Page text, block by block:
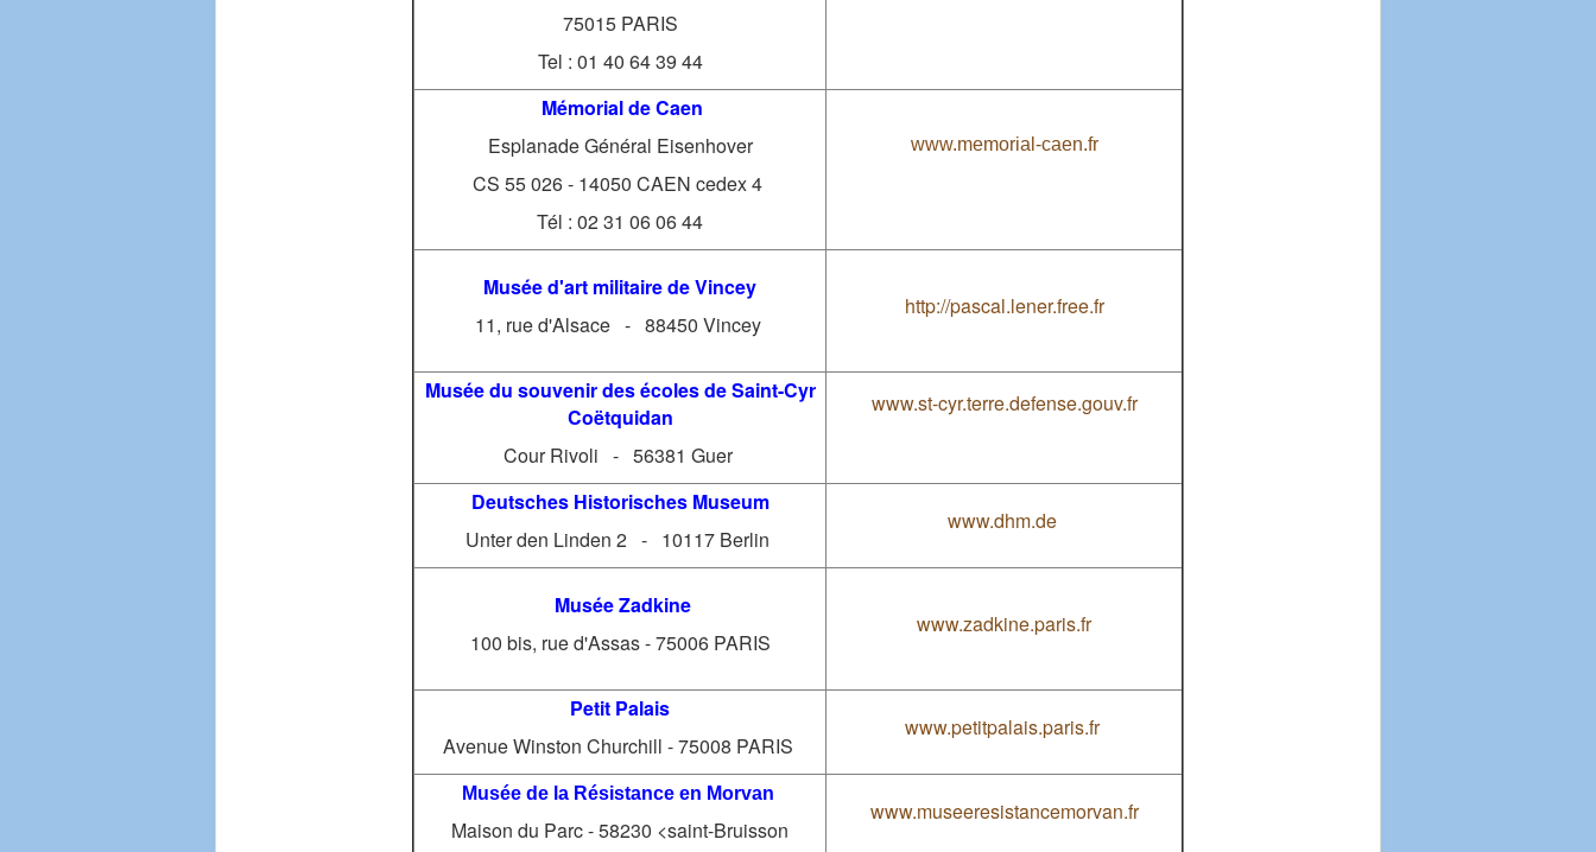
75015 PARIS
Tel : 01 40 64 39 44
Mémorial de Caen
Esplanade Général Eisenhover
CS 55 026 - 14050 CAEN cedex 4
Tél : 02 31 06 06 44
www.memorial-caen.fr
Musée d'art militaire de Vincey
11, rue d'Alsace - 88450 Vincey
http://pascal.lener.free.fr
Musée du souvenir des écoles de Saint-Cyr
Coëtquidan
Cour Rivoli - 56381 Guer
www.st-cyr.terre.defense.gouv.fr
Deutsches Historisches Museum
Unter den Linden 2 - 10117 Berlin
www.dhm.de
Musée Zadkine
100 bis, rue d'Assas - 75006 PARIS
www.zadkine.paris.fr
Petit Palais
Avenue Winston Churchill - 75008 PARIS
www.petitpalais.paris.fr
Musée de la Résistance en Morvan
Maison du Parc - 58230 <saint-Bruisson
www.museeresistancemorvan.fr